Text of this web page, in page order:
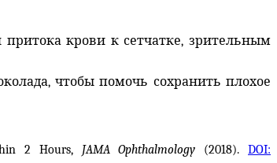
крови к сетчатке, зрительным
чтобы помочь сохранить плохое
2 Hours, JAMA Ophthalmology (2018).DOI: